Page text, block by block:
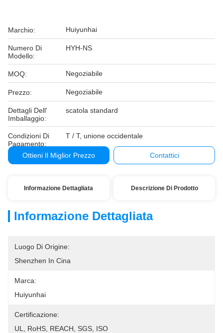
Marchio: Huiyunhai
Numero Di
Modello:
HYH-NS
MOQ: Negoziabile
Prezzo: Negoziabile
Dettagli Dell'
Imballaggio:
scatola standard
Condizioni Di
Pagamento:
T / T, unione occidentale
Ottieni Il Miglior Prezzo Contattici
Informazione Dettagliata Descrizione Di Prodotto
Informazione Dettagliata
Luogo Di Origine:
Shenzhen In Cina
Marca:
Huiyunhai
Certificazione:
UL, RoHS, REACH, SGS, ISO